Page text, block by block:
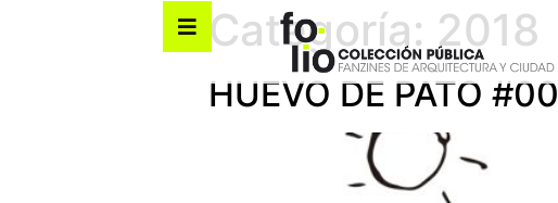
Categoría: 2018
HUEVO DE PATO #00